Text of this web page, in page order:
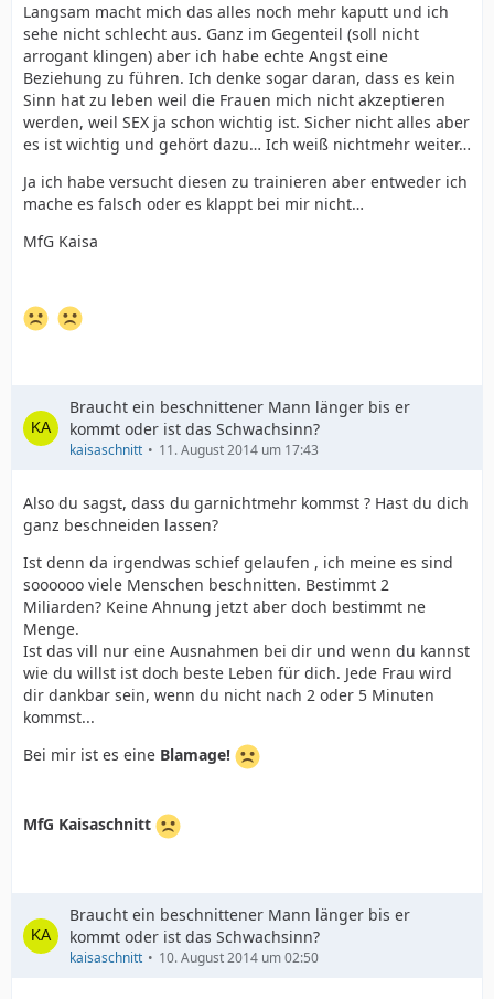
Langsam macht mich das alles noch mehr kaputt und ich
sehe nicht schlecht aus. Ganz im Gegenteil (soll nicht
arrogant klingen) aber ich habe echte Angst eine
Beziehung zu führen. Ich denke sogar daran, dass es kein
Sinn hat zu leben weil die Frauen mich nicht akzeptieren
werden, weil SEX ja schon wichtig ist. Sicher nicht alles aber
es ist wichtig und gehört dazu… Ich weiß nichtmehr weiter…
Ja ich habe versucht diesen zu trainieren aber entweder ich
mache es falsch oder es klappt bei mir nicht…
MfG Kaisa
Braucht ein beschnittener Mann länger bis er
kommt oder ist das Schwachsinn?
kaisaschnitt 11. August 2014 um 17:43
Also du sagst, dass du garnichtmehr kommst ? Hast du dich
ganz beschneiden lassen?
Ist denn da irgendwas schief gelaufen , ich meine es sind
soooooo viele Menschen beschnitten. Bestimmt 2
Miliarden? Keine Ahnung jetzt aber doch bestimmt ne
Menge.
Ist das vill nur eine Ausnahmen bei dir und wenn du kannst
wie du willst ist doch beste Leben für dich. Jede Frau wird
dir dankbar sein, wenn du nicht nach 2 oder 5 Minuten
kommst...
Bei mir ist es eine Blamage!
MfG Kaisaschnitt
Braucht ein beschnittener Mann länger bis er
kommt oder ist das Schwachsinn?
kaisaschnitt 10. August 2014 um 02:50